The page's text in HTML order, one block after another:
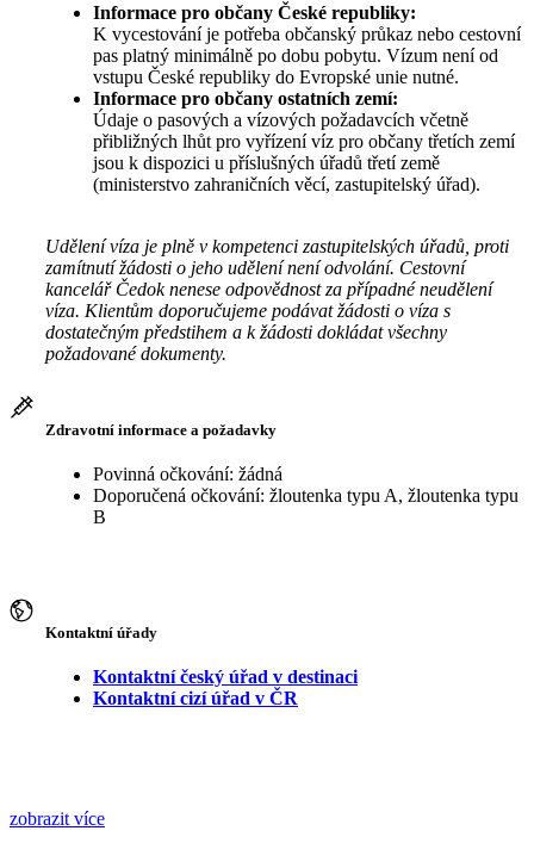
Informace pro občany České republiky:
K vycestování je potřeba občanský průkaz nebo cestovní
pas platný minimálně po dobu pobytu. Vízum není od
vstupu České republiky do Evropské unie nutné.
Informace pro občany ostatních zemí:
Údaje o pasových a vízových požadavcích včetně
přibližných lhůt pro vyřízení víz pro občany třetích zemí
jsou k dispozici u příslušných úřadů třetí země
(ministerstvo zahraničních věcí, zastupitelský úřad).
Udělení víza je plně v kompetenci zastupitelských úřadů, proti
zamítnutí žádosti o jeho udělení není odvolání. Cestovní
kancelář Čedok nenese odpovědnost za případné neudělení
víza. Klientům doporučujeme podávat žádosti o víza s
dostatečným předstihem a k žádosti dokládat všechny
požadované dokumenty.
Zdravotní informace a požadavky
Povinná očkování: žádná
Doporučená očkování: žloutenka typu A, žloutenka typu
B
Kontaktní úřady
Kontaktní český úřad v destinaci
Kontaktní cizí úřad v ČR
zobrazit více